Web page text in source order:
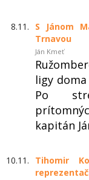
8.11.
S Jánom
Trnavou
Ján Kmeť
ligy
Po
kapitán
10.11.
Tihomir